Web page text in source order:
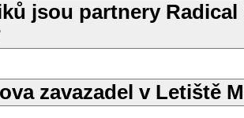
jsou partnery Radical
zavazadel v Letiště